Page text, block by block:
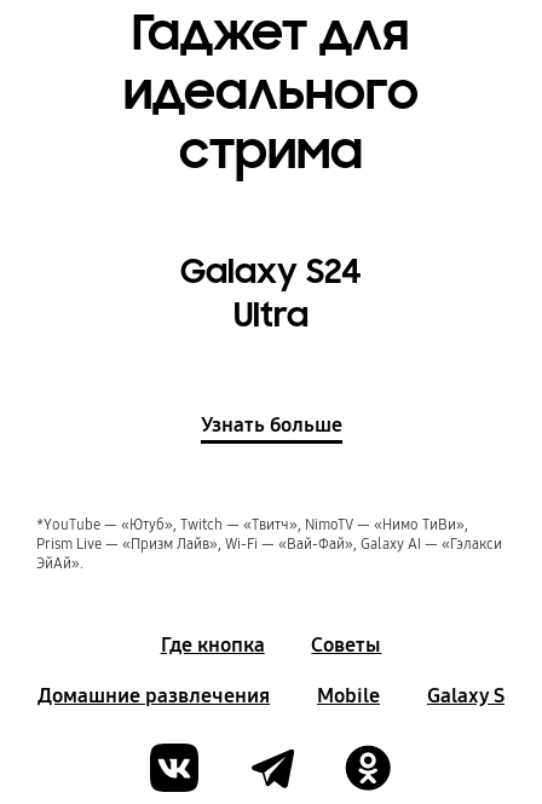
Гаджет для
идеального
стрима
Galaxy S24
Ultra
Узнать больше
*YouTube — «Ютуб‎», Twitch — «‎Твитч», NimoTV — «‎Нимо ТиВи»,
Prism Live — «‎Призм Лайв», Wi-Fi — «‎Вай-Фай», Galaxy AI — «‎Гэлакси
ЭйАй».
Где кнопка
Советы
Домашние развлечения
Mobile Galaxy S